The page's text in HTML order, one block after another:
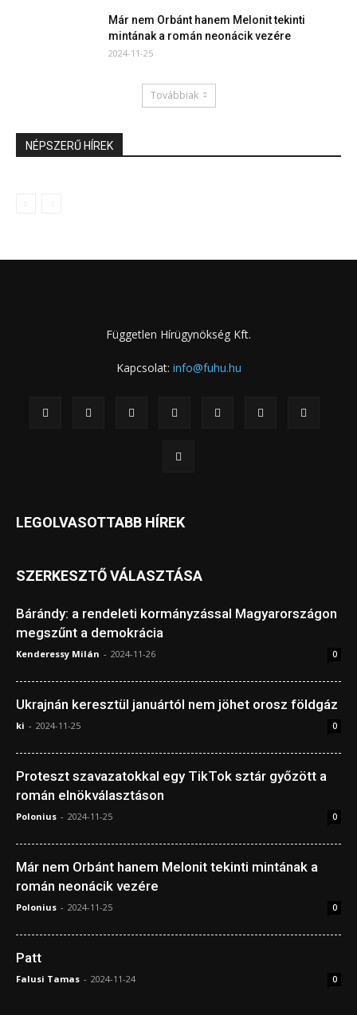
Már nem Orbánt hanem Melonit tekinti
mintának a román neonácik vezére
2024-11-25
Továbbiak
NÉPSZERŰ HÍREK
Független Hírügynökség Kft.
Kapcsolat: info@fuhu.hu
LEGOLVASOTTABB HÍREK
SZERKESZTŐ VÁLASZTÁSA
Bárándy: a rendeleti kormányzással Magyarországon
megszűnt a demokrácia
Kenderessy Milán - 2024-11-26 0
Ukrajnán keresztül januártól nem jöhet orosz földgáz
ki - 2024-11-25 0
Proteszt szavazatokkal egy TikTok sztár győzött a
román elnökválasztáson
Polonius - 2024-11-25 0
Már nem Orbánt hanem Melonit tekinti mintának a
román neonácik vezére
Polonius - 2024-11-25 0
Patt
Falusi Tamas - 2024-11-24 0